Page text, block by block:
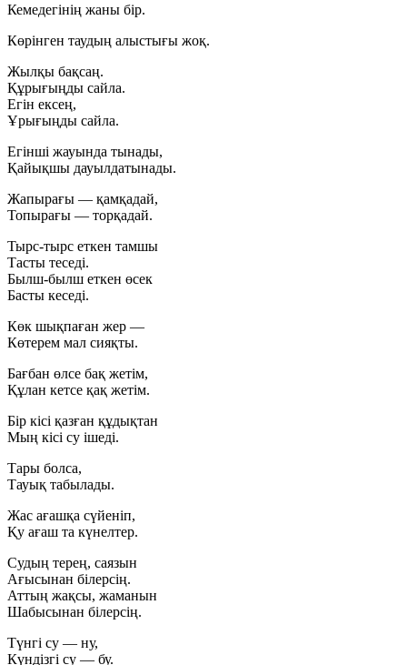
Кемедегінің жаны бір.
Көрінген таудың алыстығы жоқ.
Жылқы бақсаң.
Құрығыңды сайла.
Егін ексең,
Ұрығыңды сайла.
Егінші жауында тынады,
Қайықшы дауылдатынады.
Жапырағы — қамқадай,
Топырағы — торқадай.
Тырс-тырс еткен тамшы
Тасты теседі.
Былш-былш еткен өсек
Басты кеседі.
Көк шықпаған жер —
Көтерем мал сияқты.
Бағбан өлсе бақ жетім,
Құлан кетсе қақ жетім.
Бір кісі қазған құдықтан
Мың кісі су ішеді.
Тары болса,
Тауық табылады.
Жас ағашқа сүйеніп,
Қу ағаш та күнелтер.
Судың терең, саязын
Ағысынан білерсің.
Аттың жақсы, жаманын
Шабысынан білерсің.
Түнгі су — ну,
Күндізгі су — бу.